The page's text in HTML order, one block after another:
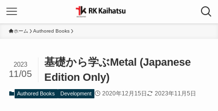
ホーム Authored Books
基礎から学ぶMetal (Japanese
Edition Only)
2023
11/05
Authored Books Development 2020年12月15日 2023年11月5日